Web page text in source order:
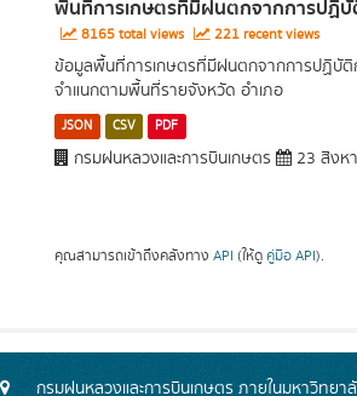
พื้นที่การเกษตรที่มีฝนตกจากการปฏิ
8165 total views 221 recent views
ข้อมูลพื้นที่การเกษตรที่มีฝนตกจากการปฏิบัติ
จำแนกตามพื้นที่รายจังหวัด อำเภอ
JSON CSV PDF
กรมฝนหลวงและการบินเกษตร 23 สิงห
คุณสามารถเข้าถึงคลังทาง API (ให้ดู คู่มือ API).
กรมฝนหลวงและการบินเกษตร ภายในมหาวิทยา